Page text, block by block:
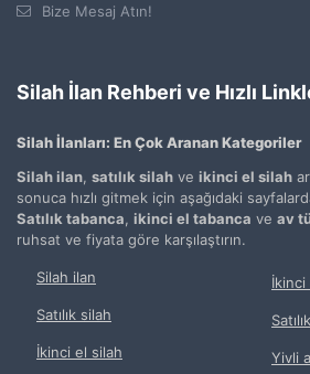
Bize Mesaj Atın!
Silah İlan Rehberi ve Hızlı
Silah İlanları: En Çok Aranan Kategoriler
Silah ilan satılık silah ve ikinci el silah
sonuca hızlı gitmek için aşağıdaki
Satılık tabanca ikinci el tabanca ve av
ruhsat ve fiyata göre karşılaştırın.
Silah ilan
Satılık silah
İkinci el silah Yivli